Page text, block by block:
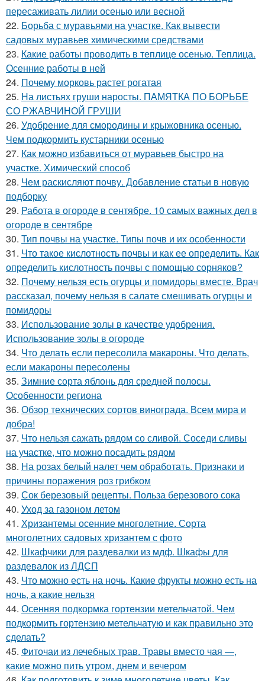
пересаживать лилии осенью или весной
22. Борьба с муравьями на участке. Как вывести
садовых муравьев химическими средствами
23. Какие работы проводить в теплице осенью. Теплица.
Осенние работы в ней
24. Почему морковь растет рогатая
25. На листьях груши наросты. ПАМЯТКА ПО БОРЬБЕ
СО РЖАВЧИНОЙ ГРУШИ
26. Удобрение для смородины и крыжовника осенью.
Чем подкормить кустарники осенью
27. Как можно избавиться от муравьев быстро на
участке. Химический способ
28. Чем раскисляют почву. Добавление статьи в новую
подборку
29. Работа в огороде в сентябре. 10 самых важных дел в
огороде в сентябре
30. Тип почвы на участке. Типы почв и их особенности
31. Что такое кислотность почвы и как ее определить. Как
определить кислотность почвы с помощью сорняков?
32. Почему нельзя есть огурцы и помидоры вместе. Врач
рассказал, почему нельзя в салате смешивать огурцы и
помидоры
33. Использование золы в качестве удобрения.
Использование золы в огороде
34. Что делать если пересолила макароны. Что делать,
если макароны пересолены
35. Зимние сорта яблонь для средней полосы.
Особенности региона
36. Обзор технических сортов винограда. Всем мира и
добра!
37. Что нельзя сажать рядом со сливой. Соседи сливы
на участке, что можно посадить рядом
38. На розах белый налет чем обработать. Признаки и
причины поражения роз грибком
39. Сок березовый рецепты. Польза березового сока
40. Уход за газоном летом
41. Хризантемы осенние многолетние. Сорта
многолетних садовых хризантем с фото
42. Шкафчики для раздевалки из мдф. Шкафы для
раздевалок из ЛДСП
43. Что можно есть на ночь. Какие фрукты можно есть на
ночь, а какие нельзя
44. Осенняя подкормка гортензии метельчатой. Чем
подкормить гортензию метельчатую и как правильно это
сделать?
45. Фиточаи из лечебных трав. Травы вместо чая —,
какие можно пить утром, днем и вечером